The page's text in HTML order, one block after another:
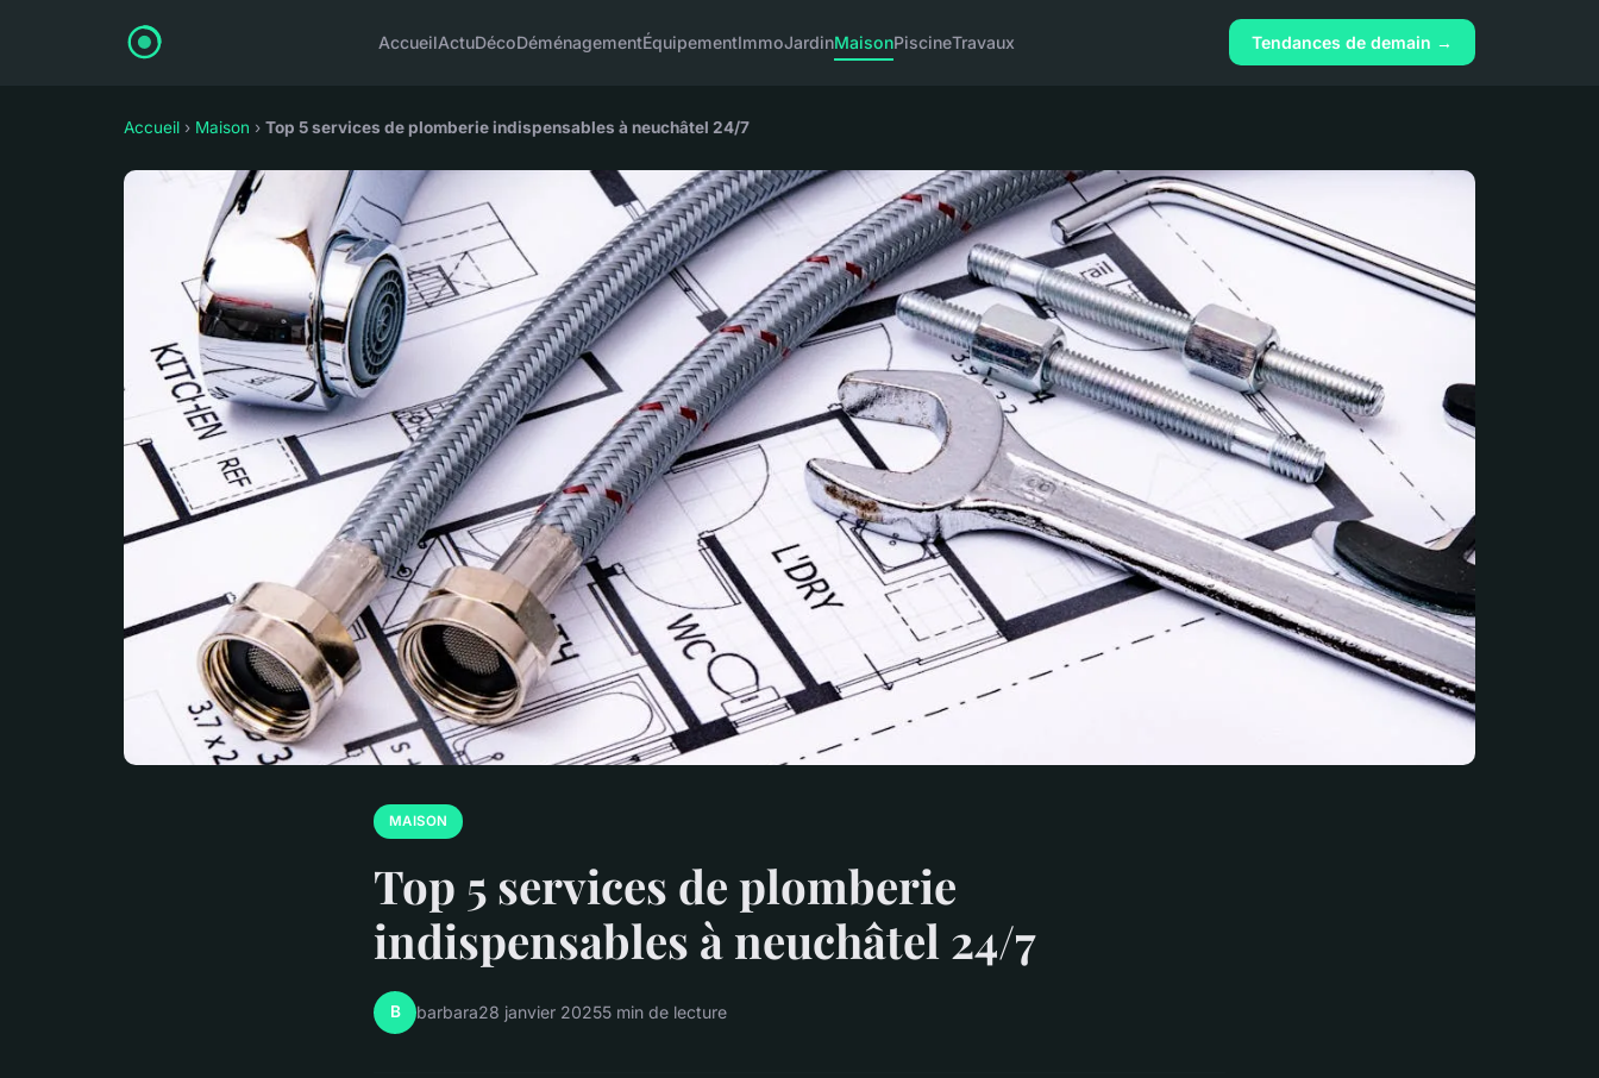
AccueilActuDécoDéménagementÉquipementImmoJardinMaisonPiscineTravaux Tendances de demain →
Accueil › Maison › Top 5 services de plomberie indispensables à neuchâtel 24/7
MAISON
Top 5 services de plomberie
indispensables à neuchâtel 24/7
B barbara28 janvier 20255 min de lecture